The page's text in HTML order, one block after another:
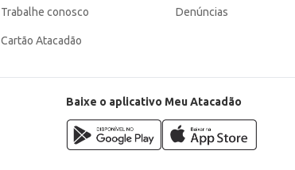
Trabalhe conosco
Cartão Atacadão
Denúncias
Baixe o aplicativo Meu Atacadão